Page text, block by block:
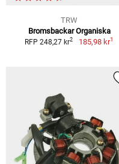
TRW
Bromsbackar Organiska
RFP 248,27 kr2 185,98 kr1